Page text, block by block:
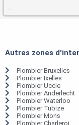
Autres zones
Plombier Bruxelles
Plombier Ixelles
Plombier Uccle
Plombier Anderlecht
Plombier Waterloo
Plombier Tubize
Plombier Mons
Plombier Charleroi